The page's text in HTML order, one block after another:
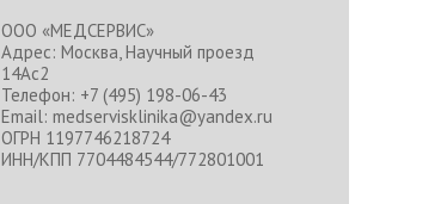
ООО «МЕДСЕРВИС»
Адрес: Москва, Научный проезд
14Ас2
Телефон: +7 (495) 198-06-43
Email: medservisklinika@yandex.ru
ОГРН 1197746218724
ИНН/КПП 7704484544/772801001